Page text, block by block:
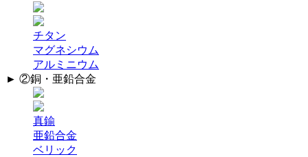
チタン
マグネシウム
アルミニウム
► ②銅・亜鉛合金
真鍮
亜鉛合金
ベリック